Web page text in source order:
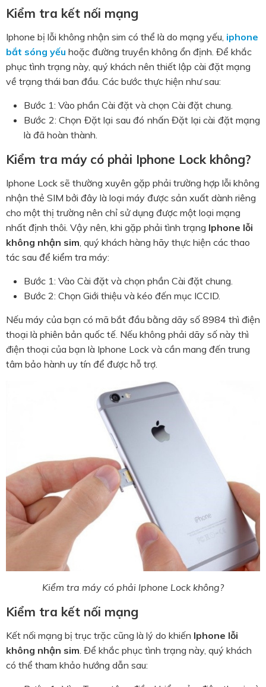
Kiểm tra kết nối mạng
Iphone bị lỗi không nhận sim có thể là do mạng yếu, iphone
bắt sóng yếu hoặc đường truyền không ổn định. Để khắc
phục tình trạng này, quý khách nên thiết lập cài đặt mạng
về trạng thái ban đầu. Các bước thực hiện như sau:
Bước 1: Vào phần Cài đặt và chọn Cài đặt chung.
Bước 2: Chọn Đặt lại sau đó nhấn Đặt lại cài đặt mạng
là đã hoàn thành.
Kiểm tra máy có phải Iphone Lock không?
Iphone Lock sẽ thường xuyên gặp phải trường hợp lỗi không
nhận thẻ SIM bởi đây là loại máy được sản xuất dành riêng
cho một thị trường nên chỉ sử dụng được một loại mạng
nhất định thôi. Vậy nên, khi gặp phải tình trạng Iphone lỗi
không nhận sim , quý khách hàng hãy thực hiện các thao
tác sau để kiểm tra máy:
Bước 1: Vào Cài đặt và chọn phần Cài đặt chung.
Bước 2: Chọn Giới thiệu và kéo đến mục ICCID.
Nếu máy của bạn có mã bắt đầu bằng dãy số 8984 thì điện
thoại là phiên bản quốc tế. Nếu không phải dãy số này thì
điện thoại của bạn là Iphone Lock và cần mang đến trung
tâm bảo hành uy tín để được hỗ trợ.
Kiểm tra máy có phải Iphone Lock không?
Kiểm tra kết nối mạng
Kết nối mạng bị trục trặc cũng là lý do khiến Iphone lỗi
không nhận sim . Để khắc phục tình trạng này, quý khách
có thể tham khảo hướng dẫn sau: